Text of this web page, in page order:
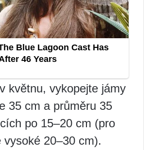
květnu, vykopejte jámy
35 cm a průměru 35
po 15–20 cm (pro
vysoké 20–30 cm).